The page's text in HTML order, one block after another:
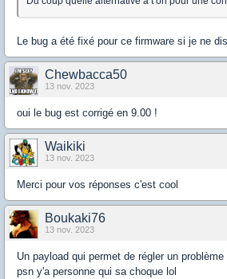
Le bug a été fixé pour ce firmware si je ne
Chewbacca50
13 nov. 2023
oui le bug est corrigé en 9.00 !
Waikiki
13 nov. 2023
Merci pour vos réponses c'est cool
Boukaki76
13 nov. 2023
Un payload qui permet de régler un
psn y'a personne qui sa choque lol